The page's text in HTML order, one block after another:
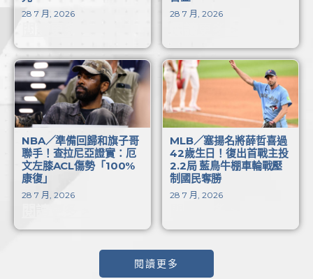
28 7 月, 2026 28 7 月, 2026
NBA／準備回歸和旗子哥
聯手！查拉尼亞證實：厄
文左膝ACL傷勢「100%
康復」
28 7 月, 2026
MLB／塞揚名將薛哲喜過
42歲生日！復出首戰主投
2.2局 藍鳥牛棚車輪戰壓
制國民奪勝
28 7 月, 2026
閱讀更多